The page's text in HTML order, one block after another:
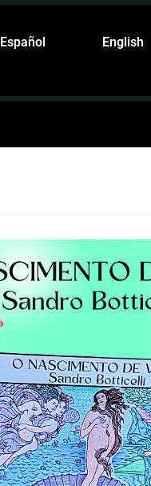
Español English